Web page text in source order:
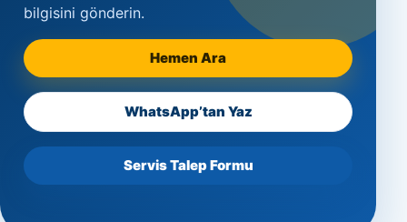
bilgisini gönderin.
Hemen Ara
WhatsApp’tan Yaz
Servis Talep Formu